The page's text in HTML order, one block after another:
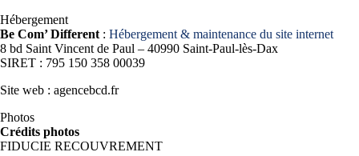
Hébergement
Be Com’ Different : Hébergement & maintenance du site internet
8 bd Saint Vincent de Paul – 40990 Saint-Paul-lès-Dax
SIRET : 795 150 358 00039
Site web : agencebcd.fr
Photos
Crédits photos
FIDUCIE RECOUVREMENT